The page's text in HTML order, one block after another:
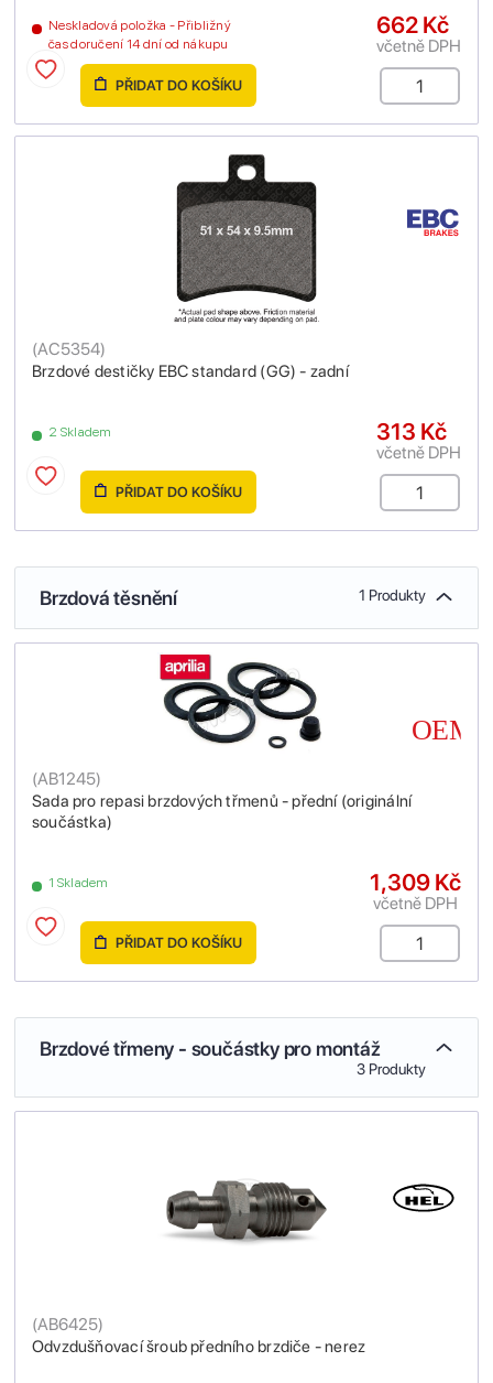
Neskladová položka - Přibližný
čas doručení 14 dní od nákupu
662 Kč
včetně DPH
PŘIDAT DO KOŠÍKU
Brzdové destičky EBC standard (GG) - zadní
(AC5354)
2 Skladem 313 Kč
včetně DPH
PŘIDAT DO KOŠÍKU
Brzdová těsnění 1 Produkty
Sada pro repasi brzdových třmenů - přední (originální
součástka)
(AB1245)
1 Skladem 1,309 Kč
včetně DPH
PŘIDAT DO KOŠÍKU
Brzdové třmeny - součástky pro montáž
3 Produkty
Odvzdušňovací šroub předního brzdiče - nerez
(AB6425)